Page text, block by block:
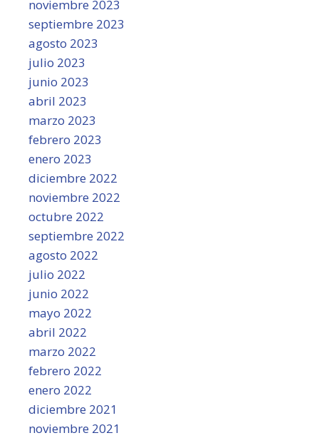
noviembre 2023
septiembre 2023
agosto 2023
julio 2023
junio 2023
abril 2023
marzo 2023
febrero 2023
enero 2023
diciembre 2022
noviembre 2022
octubre 2022
septiembre 2022
agosto 2022
julio 2022
junio 2022
mayo 2022
abril 2022
marzo 2022
febrero 2022
enero 2022
diciembre 2021
noviembre 2021